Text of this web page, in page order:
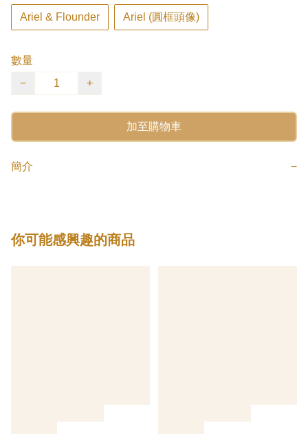
Ariel & Flounder Ariel (圓框頭像)
數量
−
+
加至購物車
簡介 −
你可能感興趣的商品